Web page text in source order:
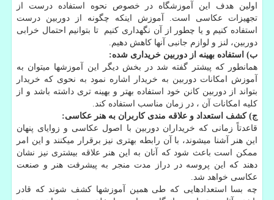
اولین هدف این آموزشگاه در خصوص نحوه استفاده درست از
تجهیزات عکاسی است. آموزش اینکه چگونه از دوربین درست
استفاده کنیم و یا چطور از آن نگهداری کنیم تا بتوانیم احتمال خرابی
دوربین، لنز و لوازم جانبی آنها کاهش دهیم.
ب) استفاده بهینه از دوربین خریداری شده:
همانطور که پیشتر گفته شد در بخش دیگر این آموزشها میتوان به
آموزش امکانات دوربین به خریدار اشاره نمود به نحوی که خریدار
بتواند از دوربین کانن خود استفاده بهتر و بهینه تری داشته باشد و از
کلیه امکانات آن ، در زمان مناسب استفاده کند.
ج) کشف استعداد و علاقه مندی کاربران به هنر عکاسی:
قاعدتاً زمانی که خریداران دوربین با اصول عکاسی و زوایای پنهان
این هنر آشنا میشوند، با آن رابطه بهتری نیز برقرار میکنند و این امر
ممکن است باعث شود که آنان به این هنر علاقه بیشتری نیز نشان
دهند که این پروسه در دراز مدت منجر به پیشرفت هنر و صنعت
عکاسی خواهد شد.
چه بسا استعدادهایی که طی همین آموزشها کشف شوند که قادر